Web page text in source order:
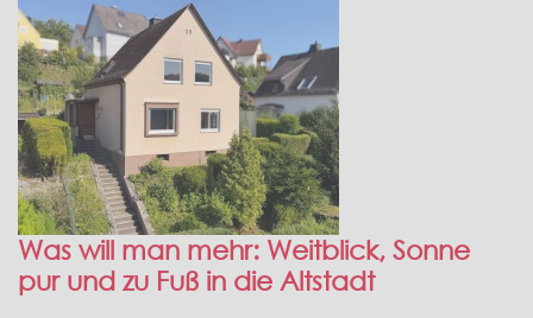
Was will man mehr: Weitblick, Sonne
pur und zu Fuß in die Altstadt